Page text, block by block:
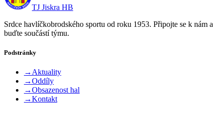
TJ Jiskra HB
Srdce havlíčkobrodského sportu od roku 1953. Připojte se k nám a
buďte součástí týmu.
Podstránky
→ Aktuality
→Oddíly
→Obsazenost hal
→Kontakt